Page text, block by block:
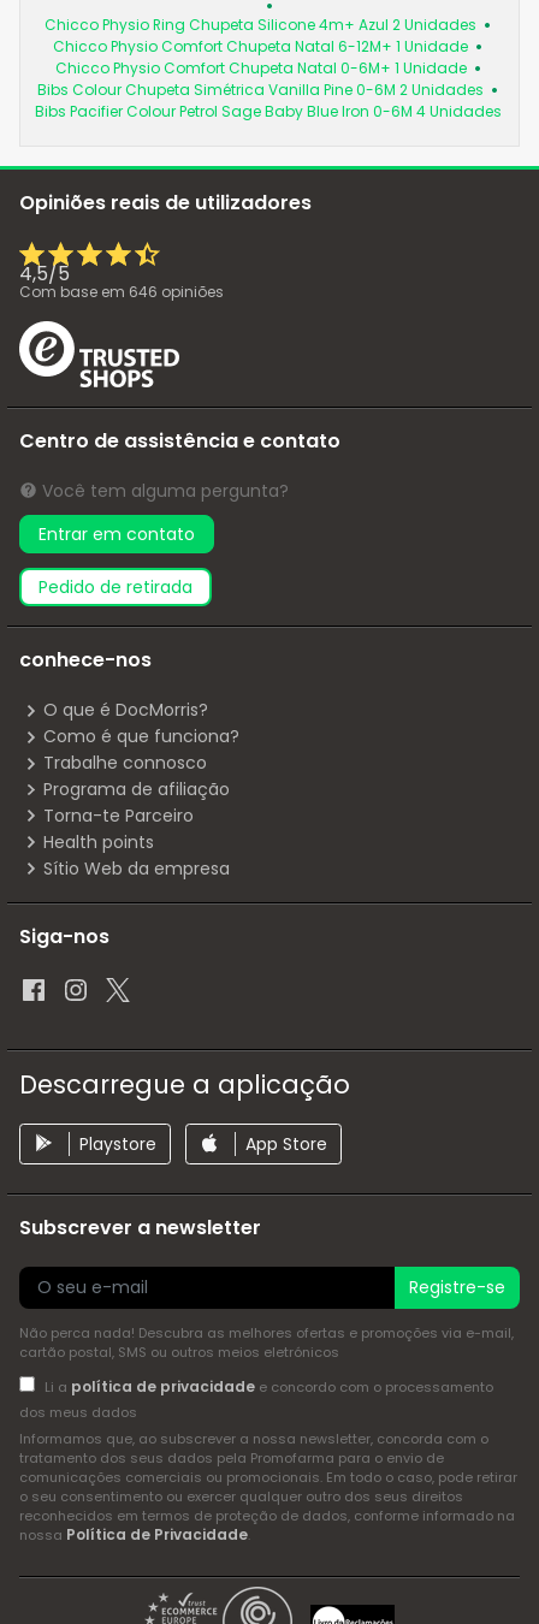
Chicco Physio Ring Chupeta Silicone 4m+ Azul 2 Unidades
Chicco Physio Comfort Chupeta Natal 6-12M+ 1 Unidade
Chicco Physio Comfort Chupeta Natal 0-6M+ 1 Unidade
Bibs Colour Chupeta Simétrica Vanilla Pine 0-6M 2 Unidades
Bibs Pacifier Colour Petrol Sage Baby Blue Iron 0-6M 4 Unidades
Opiniões reais de utilizadores
4,5/5
Com base em 646 opiniões
Centro de assistência e contato
Você tem alguma pergunta?
Entrar em contato
pedido de retirada
conhece-nos
O que é DocMorris?
Como é que funciona?
Trabalhe connosco
Programa de afiliação
Torna-te Parceiro
Health points
Sítio Web da empresa
Siga-nos
Descarregue a aplicação
Playstore App Store
Subscrever a newsletter
Registre-se
Não perca nada! Descubra as melhores ofertas e promoções via e-mail,
cartão postal, SMS ou outros meios eletrónicos
Li a política de privacidadee concordo com o processamento
dos meus dados
Informamos que, ao subscrever a nossa newsletter, concorda com o
tratamento dos seus dados pela Promofarma para o envio de
comunicações comerciais ou promocionais. Em todo o caso, pode retirar
o seu consentimento ou exercer qualquer outro dos seus direitos
reconhecidos em termos de proteção de dados, conforme informado na
nossa Política de Privacidade.